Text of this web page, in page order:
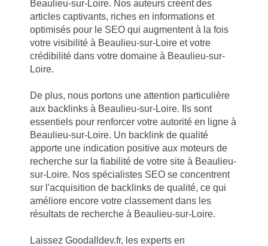
Beaulieu-sur-Loire. Nos auteurs créent des
articles captivants, riches en informations et
optimisés pour le SEO qui augmentent à la fois
votre visibilité à Beaulieu-sur-Loire et votre
crédibilité dans votre domaine à Beaulieu-sur-
Loire.
De plus, nous portons une attention particulière
aux backlinks à Beaulieu-sur-Loire. Ils sont
essentiels pour renforcer votre autorité en ligne à
Beaulieu-sur-Loire. Un backlink de qualité
apporte une indication positive aux moteurs de
recherche sur la fiabilité de votre site à Beaulieu-
sur-Loire. Nos spécialistes SEO se concentrent
sur l'acquisition de backlinks de qualité, ce qui
améliore encore votre classement dans les
résultats de recherche à Beaulieu-sur-Loire.
Laissez Goodalldev.fr, les experts en